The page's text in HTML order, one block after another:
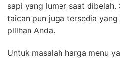
sapi yang lumer saat dibelah.
taican pun juga tersedia yang
pilihan Anda.
Untuk masalah harga menu